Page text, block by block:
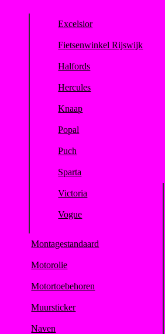
Excelsior
Fietsenwinkel Rijswijk
Halfords
Hercules
Knaap
Popal
Puch
Sparta
Victoria
Vogue
Montagestandaard
Motorolie
Motortoebehoren
Muursticker
Naven